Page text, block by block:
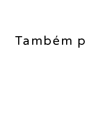
Também